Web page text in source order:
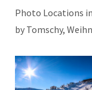
Photo Locations
by Tomschy,